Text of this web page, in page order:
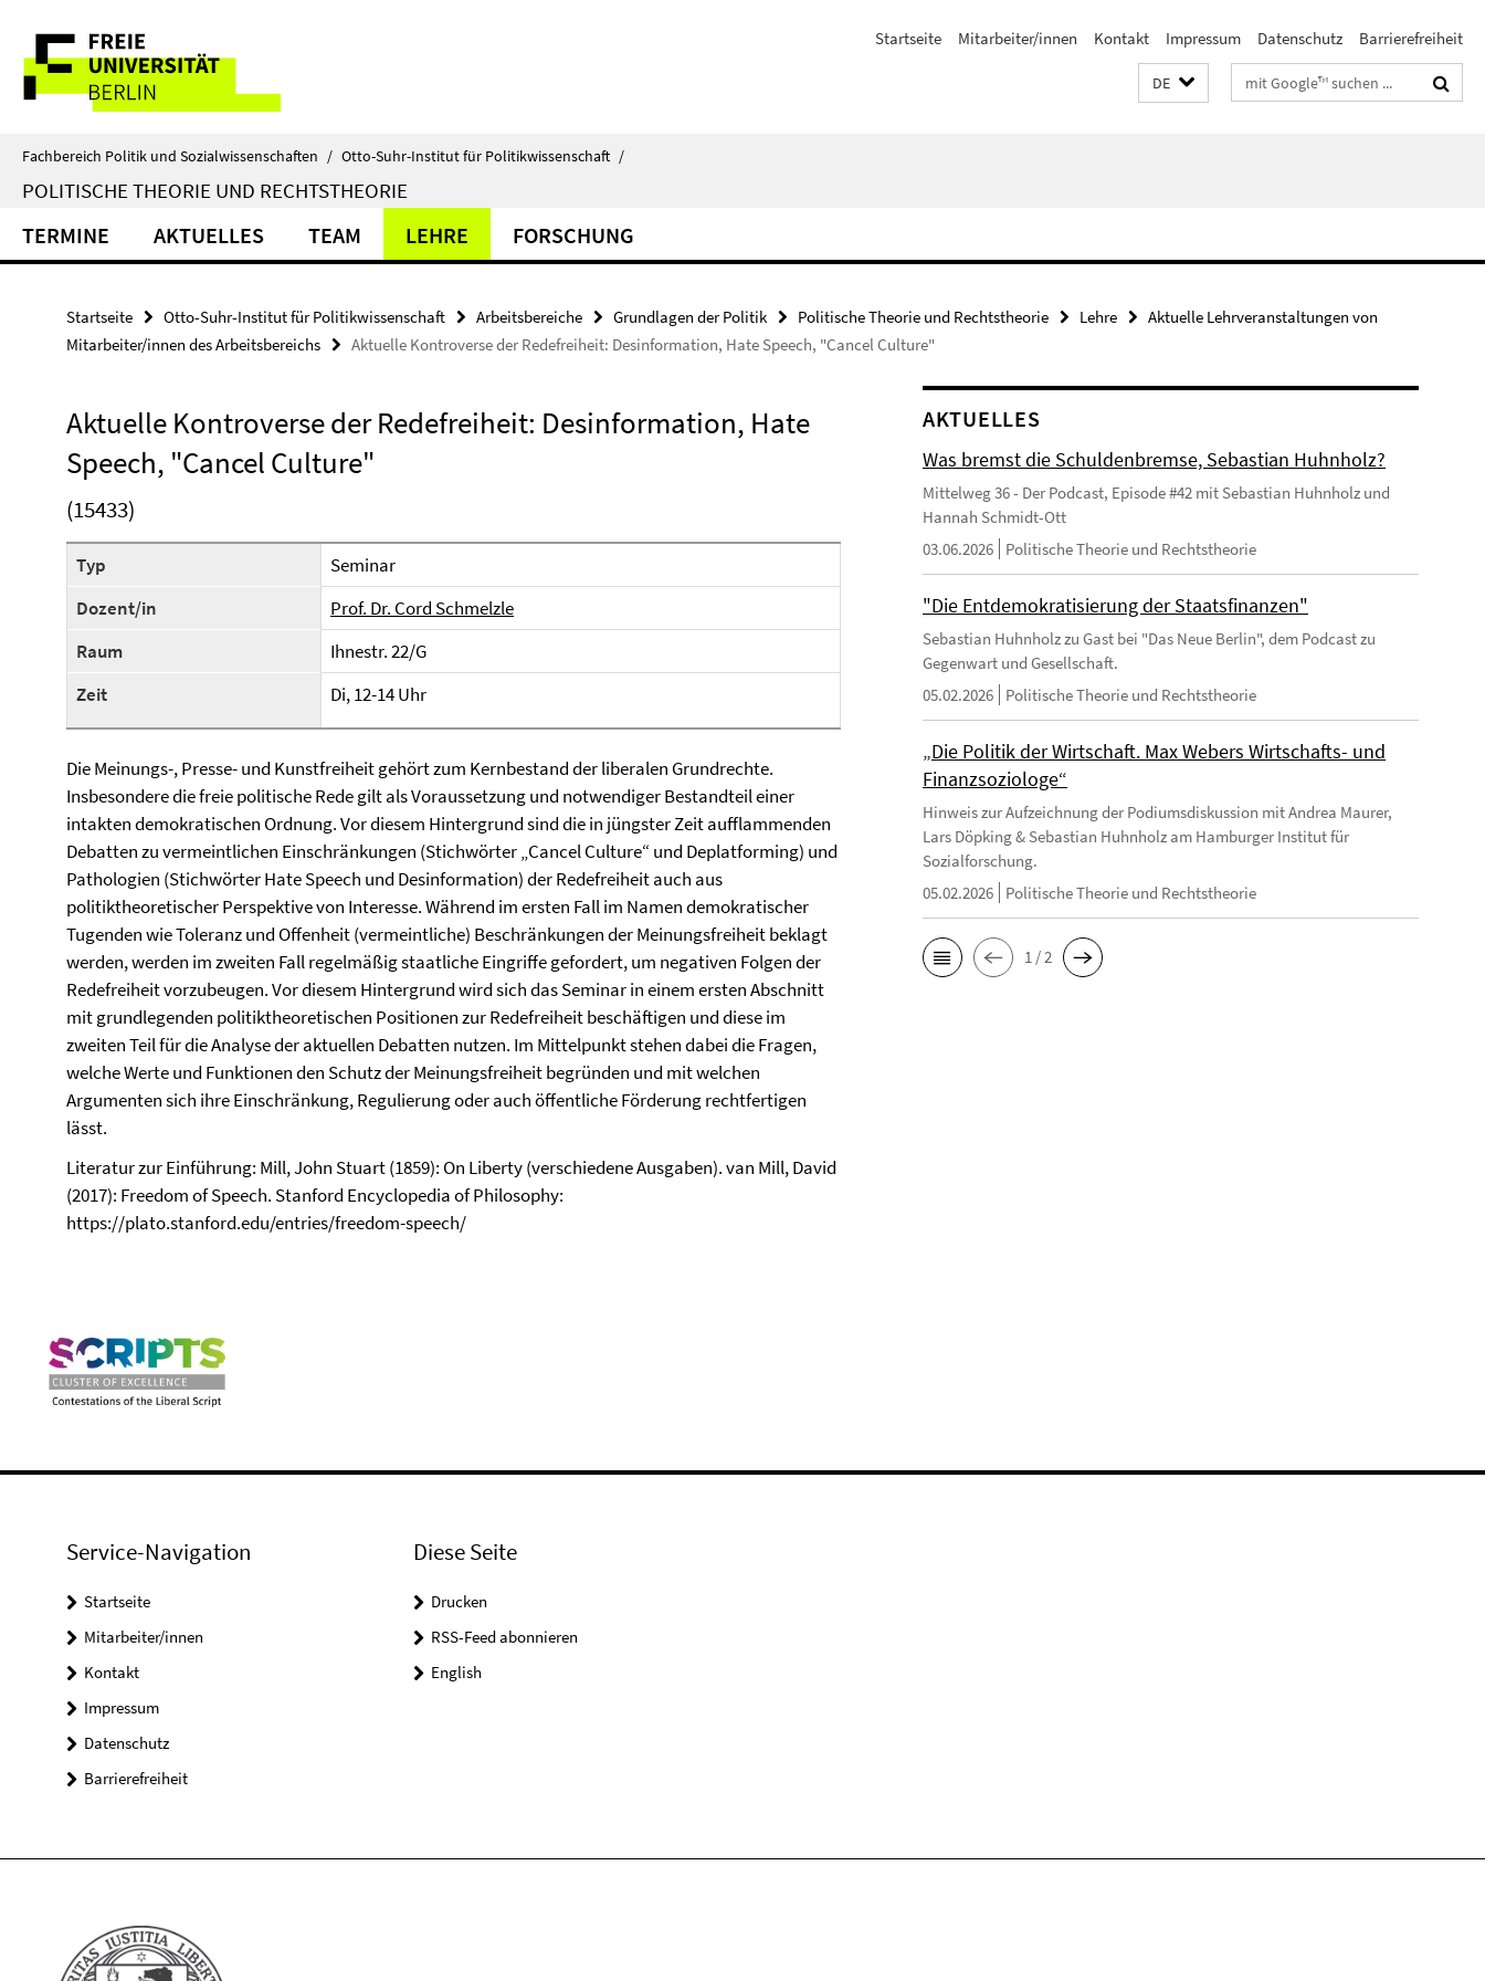
direkt
Inhalt
Service-
Navigation
Startseite Mitarbeiter/innen Kontakt Impressum Datenschutz Barrierefreiheit
DE Suchbegriffe
Fachbereich Politik und Sozialwissenschaften / Otto-Suhr-Institut für Politikwissenschaft /
POLITISCHE THEORIE UND RECHTSTHEORIE
TERMINE AKTUELLES TEAM LEHRE FORSCHUNG
Startseite Otto-Suhr-Institut für Politikwissenschaft Arbeitsbereiche Grundlagen der Politik Politische Theorie und Rechtstheorie Lehre
Aktuelle Lehrveranstaltungen von
Mitarbeiter/innen des Arbeitsbereichs
Aktuelle Kontroverse der Redefreiheit: Desinformation, Hate Speech, "Cancel Culture"
Aktuelle Kontroverse der Redefreiheit: Desinformation, Hate
Speech, "Cancel Culture"
(15433)
Typ
Seminar
Dozent/in
Prof. Dr. Cord Schmelzle
Raum
Ihnestr. 22/G
Zeit
Di, 12-14 Uhr
Die Meinungs-, Presse- und Kunstfreiheit gehört zum Kernbestand der liberalen Grundrechte.
Insbesondere die freie politische Rede gilt als Voraussetzung und notwendiger Bestandteil einer
intakten demokratischen Ordnung. Vor diesem Hintergrund sind die in jüngster Zeit aufflammenden
Debatten zu vermeintlichen Einschränkungen (Stichwörter „Cancel Culture“ und Deplatforming) und
Pathologien (Stichwörter Hate Speech und Desinformation) der Redefreiheit auch aus
politiktheoretischer Perspektive von Interesse. Während im ersten Fall im Namen demokratischer
Tugenden wie Toleranz und Offenheit (vermeintliche) Beschränkungen der Meinungsfreiheit beklagt
werden, werden im zweiten Fall regelmäßig staatliche Eingriffe gefordert, um negativen Folgen der
Redefreiheit vorzubeugen. Vor diesem Hintergrund wird sich das Seminar in einem ersten Abschnitt
mit grundlegenden politiktheoretischen Positionen zur Redefreiheit beschäftigen und diese im
zweiten Teil für die Analyse der aktuellen Debatten nutzen. Im Mittelpunkt stehen dabei die Fragen,
welche Werte und Funktionen den Schutz der Meinungsfreiheit begründen und mit welchen
Argumenten sich ihre Einschränkung, Regulierung oder auch öffentliche Förderung rechtfertigen
lässt.
Literatur zur Einführung: Mill, John Stuart (1859): On Liberty (verschiedene Ausgaben). van Mill, David
(2017): Freedom of Speech. Stanford Encyclopedia of Philosophy:
https://plato.stanford.edu/entries/freedom-speech/
AKTUELLES
Was bremst die Schuldenbremse, Sebastian Huhnholz?
Mittelweg 36 - Der Podcast, Episode #42 mit Sebastian Huhnholz und
Hannah Schmidt-Ott
03.06.2026
Politische Theorie und Rechtstheorie
"Die Entdemokratisierung der Staatsfinanzen"
Sebastian Huhnholz zu Gast bei "Das Neue Berlin", dem Podcast zu
Gegenwart und Gesellschaft.
05.02.2026
Politische Theorie und Rechtstheorie
„Die Politik der Wirtschaft. Max Webers Wirtschafts- und
Finanzsoziologe“
Hinweis zur Aufzeichnung der Podiumsdiskussion mit Andrea Maurer,
Lars Döpking & Sebastian Huhnholz am Hamburger Institut für
Sozialforschung.
05.02.2026
Politische Theorie und Rechtstheorie
1 / 2
Service-Navigation
Startseite
Mitarbeiter/innen
Kontakt
Impressum
Datenschutz
Barrierefreiheit
Diese Seite
Drucken
RSS-Feed abonnieren
English